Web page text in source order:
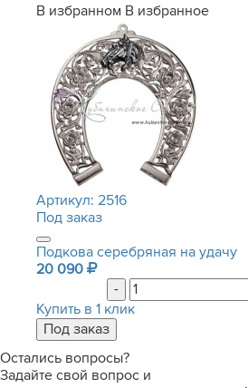
В избранном В избранное
Артикул: 2516
Под заказ
Подкова серебряная на удачу
20 090
-
Купить в 1 клик
Остались вопросы?
Задайте свой вопрос и